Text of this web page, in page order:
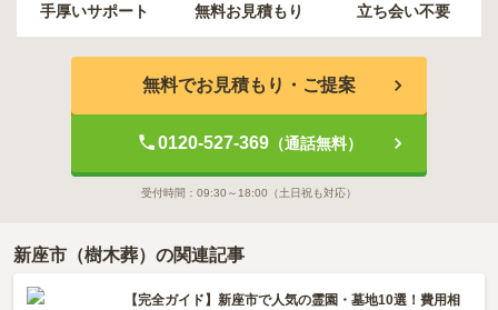
手厚いサポート 無料お見積もり 立ち会い不要
無料でお見積もり・ご提案
0120-527-369（通話無料）
受付時間： 09:30～18:00 （土日祝も対応）
新座市（樹木葬）の関連記事
【完全ガイド】新座市で人気の霊園・墓地10選！費用相